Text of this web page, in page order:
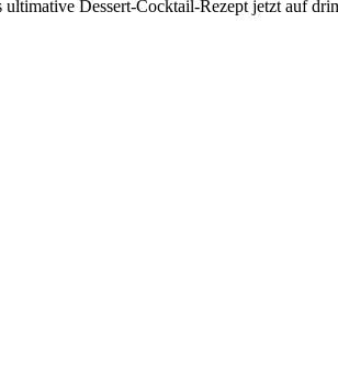
Dessert-Cocktail-Rezept jetzt auf